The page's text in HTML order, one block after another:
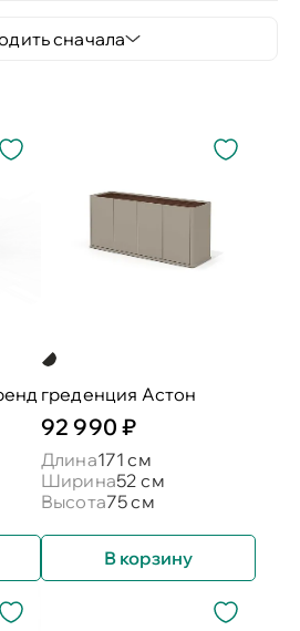
сначала
греденция Астон
92 990 ₽
Длина171 см
Ширина52 см
Высота75 см
В корзину